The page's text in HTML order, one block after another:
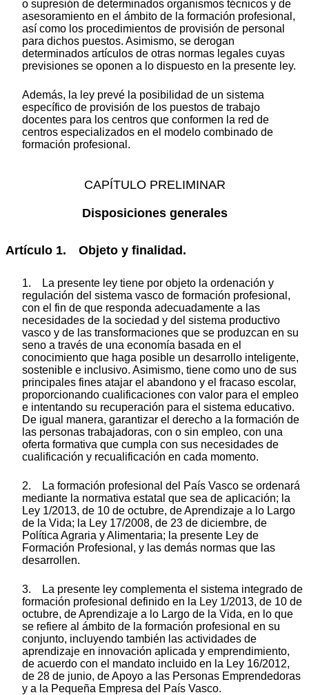
o supresión de determinados organismos técnicos y de
asesoramiento en el ámbito de la formación profesional,
así como los procedimientos de provisión de personal
para dichos puestos. Asimismo, se derogan
determinados artículos de otras normas legales cuyas
previsiones se oponen a lo dispuesto en la presente ley.
Además, la ley prevé la posibilidad de un sistema
específico de provisión de los puestos de trabajo
docentes para los centros que conformen la red de
centros especializados en el modelo combinado de
formación profesional.
CAPÍTULO PRELIMINAR
Disposiciones generales
Artículo 1. Objeto y finalidad.
1. La presente ley tiene por objeto la ordenación y
regulación del sistema vasco de formación profesional,
con el fin de que responda adecuadamente a las
necesidades de la sociedad y del sistema productivo
vasco y de las transformaciones que se produzcan en su
seno a través de una economía basada en el
conocimiento que haga posible un desarrollo inteligente,
sostenible e inclusivo. Asimismo, tiene como uno de sus
principales fines atajar el abandono y el fracaso escolar,
proporcionando cualificaciones con valor para el empleo
e intentando su recuperación para el sistema educativo.
De igual manera, garantizar el derecho a la formación de
las personas trabajadoras, con o sin empleo, con una
oferta formativa que cumpla con sus necesidades de
cualificación y recualificación en cada momento.
2. La formación profesional del País Vasco se ordenará
mediante la normativa estatal que sea de aplicación; la
Ley 1/2013, de 10 de octubre, de Aprendizaje a lo Largo
de la Vida; la Ley 17/2008, de 23 de diciembre, de
Política Agraria y Alimentaria; la presente Ley de
Formación Profesional, y las demás normas que las
desarrollen.
3. La presente ley complementa el sistema integrado de
formación profesional definido en la Ley 1/2013, de 10 de
octubre, de Aprendizaje a lo Largo de la Vida, en lo que
se refiere al ámbito de la formación profesional en su
conjunto, incluyendo también las actividades de
aprendizaje en innovación aplicada y emprendimiento,
de acuerdo con el mandato incluido en la Ley 16/2012,
de 28 de junio, de Apoyo a las Personas Emprendedoras
y a la Pequeña Empresa del País Vasco.